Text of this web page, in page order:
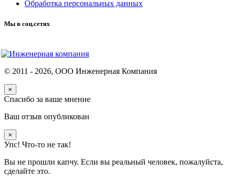
Обработка персональных данных
Мы в соц.сетях
© 2011 - 2026, ООО Инженерная Компания
×
Спасибо за ваше мнение
Ваш отзыв опубликован
×
Упс! Что-то не так!
Вы не прошли капчу. Если вы реальный человек, пожалуйста,
сделайте это.